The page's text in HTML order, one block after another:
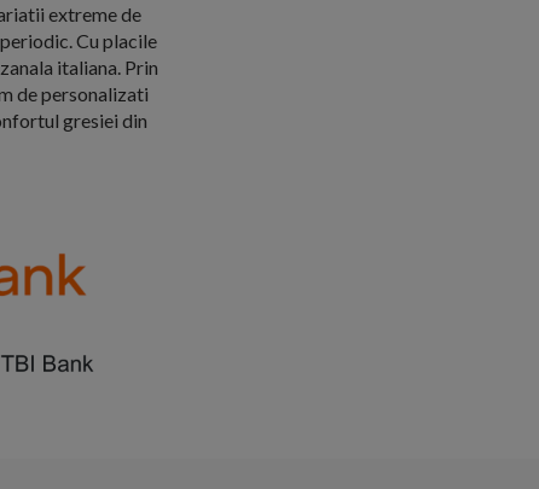
extreme de
Cu placile
italiana. Prin
de personalizati
gresiei din